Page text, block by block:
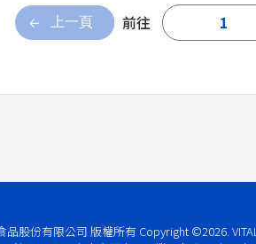
前往 1
品股份有限公司 版權所有 Copyright ©2026.